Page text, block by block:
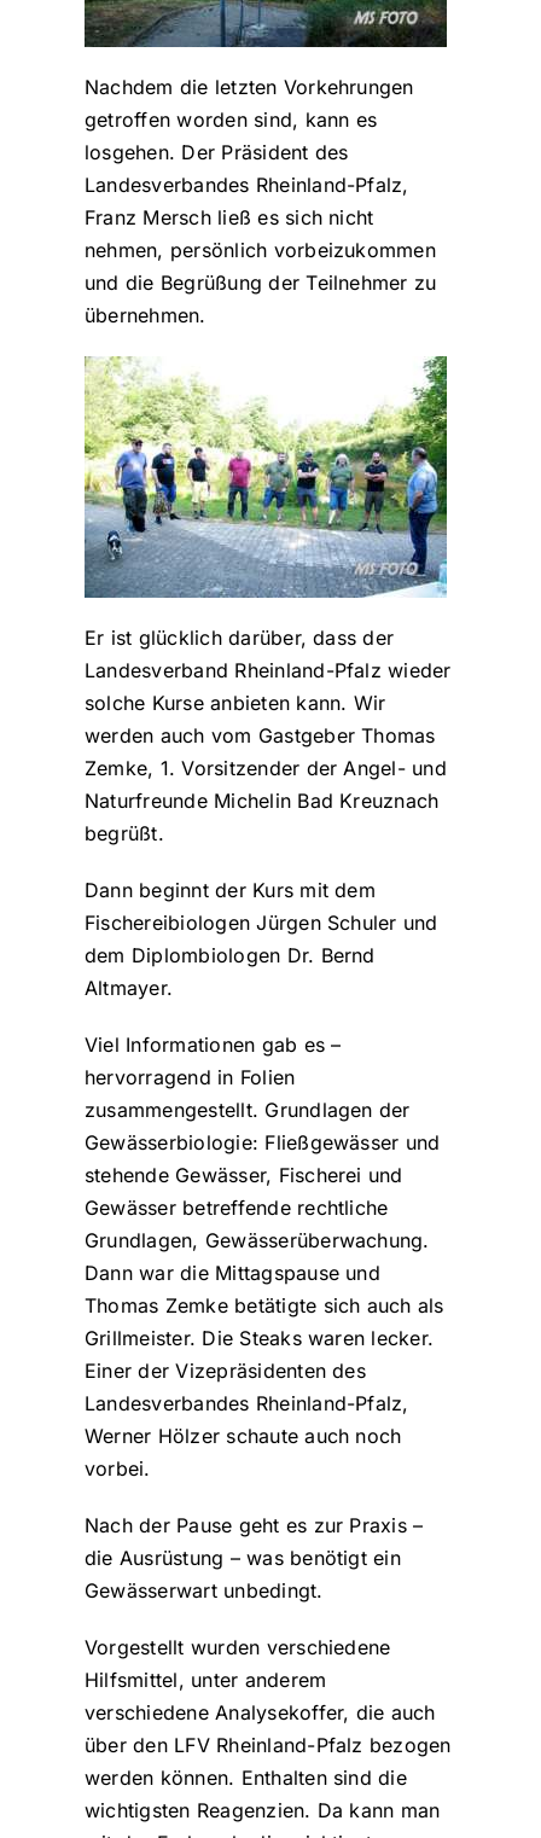
Nachdem die letzten Vorkehrungen
getroffen worden sind, kann es
losgehen. Der Präsident des
Landesverbandes Rheinland-Pfalz,
Franz Mersch ließ es sich nicht
nehmen, persönlich vorbeizukommen
und die Begrüßung der Teilnehmer zu
übernehmen.
Er ist glücklich darüber, dass der
Landesverband Rheinland-Pfalz wieder
solche Kurse anbieten kann. Wir
werden auch vom Gastgeber Thomas
Zemke, 1. Vorsitzender der Angel- und
Naturfreunde Michelin Bad Kreuznach
begrüßt.
Dann beginnt der Kurs mit dem
Fischereibiologen Jürgen Schuler und
dem Diplombiologen Dr. Bernd
Altmayer.
Viel Informationen gab es –
hervorragend in Folien
zusammengestellt. Grundlagen der
Gewässerbiologie: Fließgewässer und
stehende Gewässer, Fischerei und
Gewässer betreffende rechtliche
Grundlagen, Gewässerüberwachung.
Dann war die Mittagspause und
Thomas Zemke betätigte sich auch als
Grillmeister. Die Steaks waren lecker.
Einer der Vizepräsidenten des
Landesverbandes Rheinland-Pfalz,
Werner Hölzer schaute auch noch
vorbei.
Nach der Pause geht es zur Praxis –
die Ausrüstung – was benötigt ein
Gewässerwart unbedingt.
Vorgestellt wurden verschiedene
Hilfsmittel, unter anderem
verschiedene Analysekoffer, die auch
über den LFV Rheinland-Pfalz bezogen
werden können. Enthalten sind die
wichtigsten Reagenzien. Da kann man